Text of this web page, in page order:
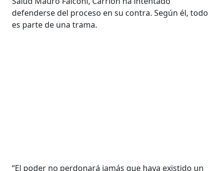
defenderse del proceso en su contra. Según él, todo
es parte de una trama.
“El poder no perdonará jamás que haya existido un